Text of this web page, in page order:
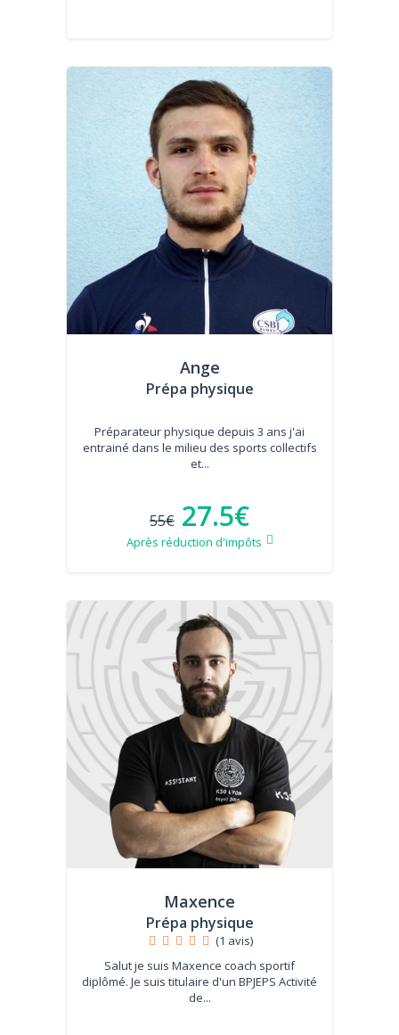
Ange
Prépa physique
Préparateur physique depuis 3 ans j'ai
entrainé dans le milieu des sports collectifs
et...
55€ 27.5€
Après réduction d'impôts
Maxence
Prépa physique
(1 avis)
Salut je suis Maxence coach sportif
diplômé. Je suis titulaire d'un BPJEPS Activité
de...